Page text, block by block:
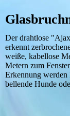
Der drahtlose
erkennt
weiße, kabellose
Metern zum
Erkennung werden
bellende Hunde